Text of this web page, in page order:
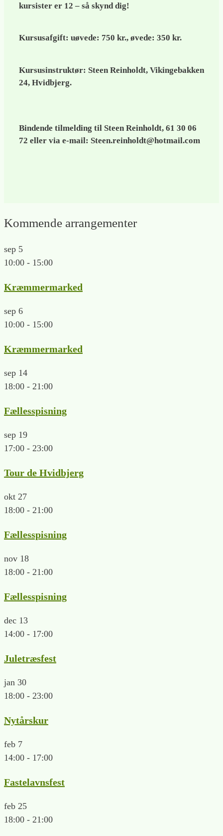
kursister er 12 – så skynd dig!
Kursusafgift: uøvede: 750 kr., øvede: 350 kr.
Kursusinstruktør: Steen Reinholdt, Vikingebakken
24, Hvidbjerg.
Bindende tilmelding til Steen Reinholdt, 61 30 06
72 eller via e-mail: Steen.reinholdt@hotmail.com
Kommende arrangementer
sep 5
10:00 - 15:00
Kræmmermarked
sep 6
10:00 - 15:00
Kræmmermarked
sep 14
18:00 - 21:00
Fællesspisning
sep 19
17:00 - 23:00
Tour de Hvidbjerg
okt 27
18:00 - 21:00
Fællesspisning
nov 18
18:00 - 21:00
Fællesspisning
dec 13
14:00 - 17:00
Juletræsfest
jan 30
18:00 - 23:00
Nytårskur
feb 7
14:00 - 17:00
Fastelavnsfest
feb 25
18:00 - 21:00